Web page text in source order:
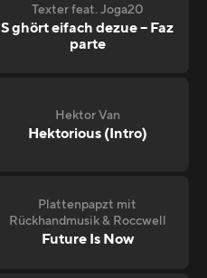
Texter feat. Joga20
S ghört eifach dezue – Faz
parte
Hektor Van
Hektorious (Intro)
Plattenpapzt mit
Rückhandmusik & Roccwell
Future Is Now